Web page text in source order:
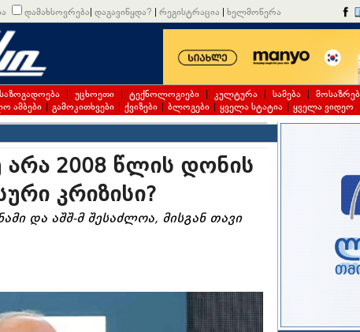
დამახსოვრება| დაგავიწყდა? | რეგისტრაცია | ხელმოწერა
საზოგადოება | უცხოეთი | ტექნოლოგიები | კულტურა | სამება |
ამბები | გამოკითხვები | ქვიზები | ბლოგები | ყველა სტატია | ყველა ვიდეო
2008 წლის დონის
კრიზისი?
და აშშ-მ შესაძლოა, მისგან თავი